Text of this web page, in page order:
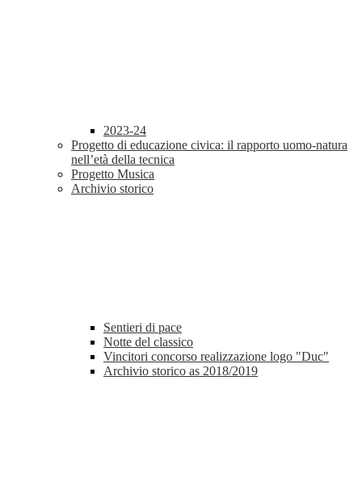
2023-24
Progetto di educazione civica: il rapporto uomo-natura
nell’età della tecnica
Progetto Musica
Archivio storico
Sentieri di pace
Notte del classico
Vincitori concorso realizzazione logo "Duc"
Archivio storico as 2018/2019